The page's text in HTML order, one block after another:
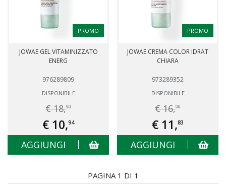
PROMO
JOWAE GEL VITAMINIZZATO
ENERG
976289809
DISPONIBILE
€ 18,90
€ 10,94
AGGIUNGI
PROMO
JOWAE CREMA COLOR IDRAT
CHIARA
973289352
DISPONIBILE
€ 16,90
€ 11,83
AGGIUNGI
PAGINA 1 DI 1